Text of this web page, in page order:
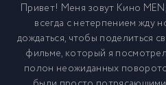
Привет! Меня зовут Кино
всегда с нетерпением жду
дождаться, чтобы поделиться
фильме, который я
полон неожиданных